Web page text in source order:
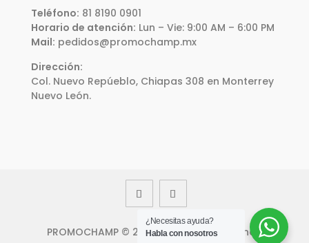
Teléfono: 81 8190 0901
Horario de atención: Lun – Vie: 9:00 AM – 6:00 PM
Mail: pedidos@promochamp.mx
Dirección:
Col. Nuevo Repúeblo, Chiapas 308 en Monterrey
Nuevo León.
PROMOCHAMP © 2023 Todos los derechos
¿Necesitas ayuda?
Habla con nosotros